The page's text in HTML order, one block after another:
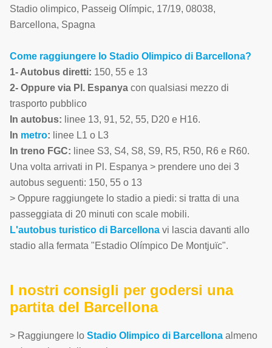
Stadio olimpico, Passeig Olímpic, 17/19, 08038,
Barcellona, Spagna
Come raggiungere lo Stadio Olimpico di Barcellona?
1- Autobus diretti: 150, 55 e 13
2- Oppure via Pl. Espanya con qualsiasi mezzo di
trasporto pubblico
In autobus: linee 13, 91, 52, 55, D20 e H16.
In metro: linee L1 o L3
In treno FGC: linee S3, S4, S8, S9, R5, R50, R6 e R60.
Una volta arrivati in Pl. Espanya > prendere uno dei 3
autobus seguenti: 150, 55 o 13
> Oppure raggiungete lo stadio a piedi: si tratta di una
passeggiata di 20 minuti con scale mobili.
L'autobus turistico di Barcellona vi lascia davanti allo
stadio alla fermata "Estadio Olímpico De Montjuïc".
I nostri consigli per godersi una
partita del Barcellona
> Raggiungere lo Stadio Olimpico di Barcellona almeno